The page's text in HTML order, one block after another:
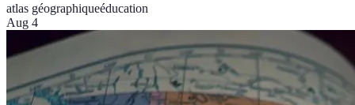
atlas géographiqueéducation
Aug 4